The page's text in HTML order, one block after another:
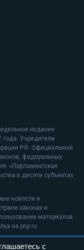
издание
Учредители
РФ. Официальный
федеральных
«Парламентская
в десяти субъектах
новости и
законах и
материалов
на pnp.ru
с